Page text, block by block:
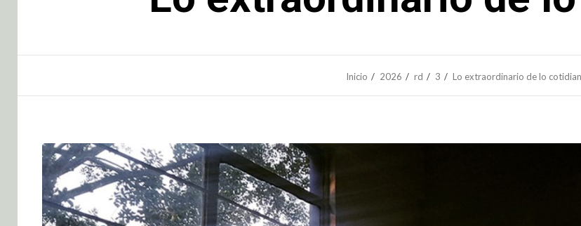
Inicio 2026 rd 3 Lo extraordinario de lo